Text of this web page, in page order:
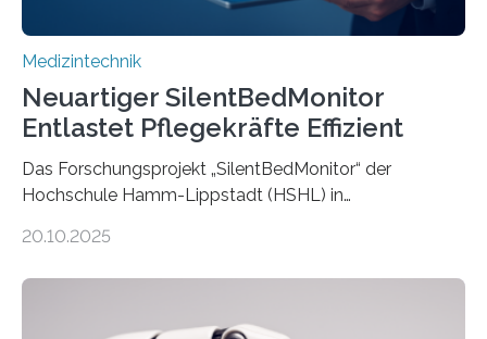
Medizintechnik
Neuartiger SilentBedMonitor
Entlastet Pflegekräfte Effizient
Das Forschungsprojekt „SilentBedMonitor“ der
Hochschule Hamm-Lippstadt (HSHL) in
auf Personen ab, die bettlägerig sind oder in ihrer
Entwicklung der Sensorik und Datenübertragung. Die
20.10.2025